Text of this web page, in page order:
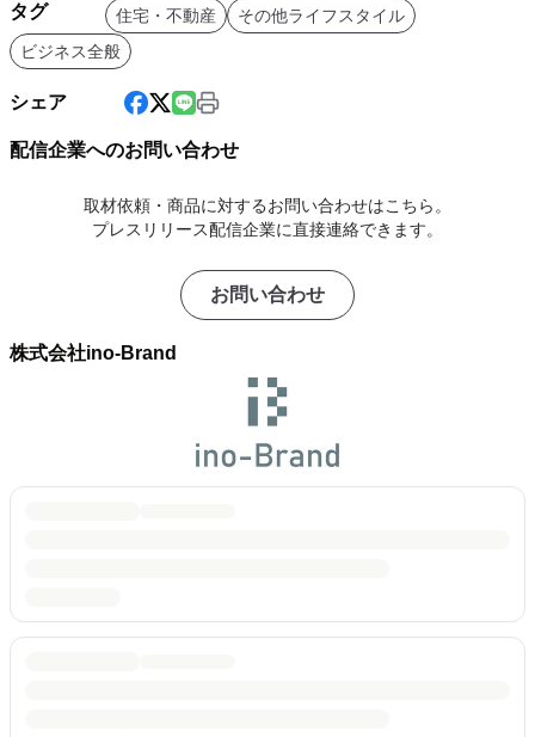
タグ 住宅・不動産
その他ライフスタイル
ビジネス全般
シェア
配信企業へのお問い合わせ
取材依頼・商品に対するお問い合わせはこちら。
プレスリリース配信企業に直接連絡できます。
お問い合わせ
株式会社ino-Brand